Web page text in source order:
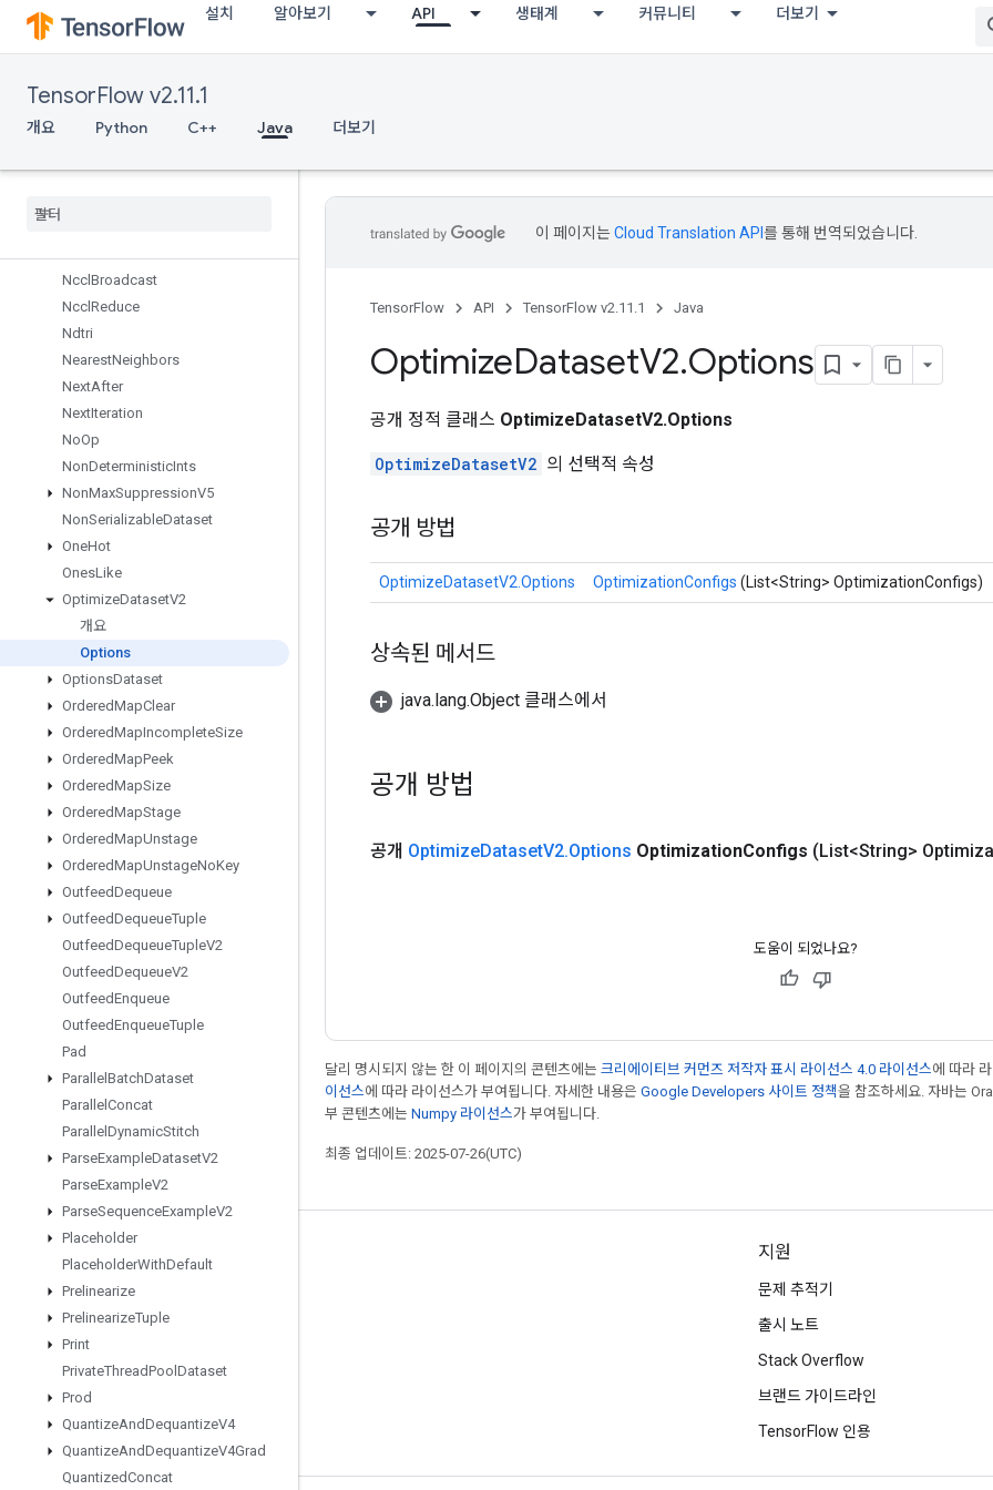
설치 알아보기 API 생태계 커뮤니티 더보기
TensorFlow v2.11.1
개요 Python C++ Java 더보기
MirrorPad
MirrorPadGrad
MulNoNan
MutableDenseHashTable
MutableHashTableOfTensors
Nccl Broadcast
Nccl Reduce
Ndtri
NearestNeighbors
NextAfter
NextIteration
NoOp
NonDeterministicInts
NonMaxSuppressionV5
NonSerializableDataset
OneHot
OnesLike
OptimizeDatasetV2
개요
Options
OptionsDataset
OrderedMapClear
OrderedMapIncompleteSize
OrderedMapPeek
OrderedMapSize
OrderedMapStage
OrderedMapUnstage
OrderedMapUnstageNoKey
OutfeedDequeue
OutfeedDequeueTuple
OutfeedDequeueTupleV2
OutfeedDequeueV2
OutfeedEnqueue
OutfeedEnqueueTuple
Pad
Parallel BatchDataset
Parallel Concat
Parallel DynamicStitch
ParseExampleDatasetV2
ParseExampleV2
ParseSequenceExampleV2
Placeholder
PlaceholderWithDefault
Prelinearize
PrelinearizeTuple
Print
PrivateThreadPool Dataset
Prod
QuantizeAndDequantizeV4
QuantizeAndDequantizeV4Grad
QuantizedConcat
이 페이지는Cloud Translation API 를 통해 번역되었습니다.
TensorFlow API TensorFlow v2.11.1 Java
OptimizeDatasetV2.Options
공개 정적 클래스 OptimizeDatasetV2.Options
OptimizeDatasetV2 의 선택적 속성
공개 방법
OptimizeDatasetV2.Options OptimizationConfigs (List<String> OptimizationConfigs)
상속된 메서드
java.lang.Object 클래스에서
공개 방법
공개 OptimizeDatasetV2.Options OptimizationConfigs (List<String>
도움이 되었나요?
달리 명시되지 않는 한 이 페이지의 콘텐츠에는 크리에이티브 커먼즈 저작자 표시 라이선스 4.0 라이선스에 따라
이선스에 따라 라이선스가 부여됩니다. 자세한 내용은 Google Developers 사이트 정책을 참조하세요. 자바는
부 콘텐츠에는 Numpy 라이선스가 부여됩니다.
최종 업데이트: 2025-07-26(UTC)
최신 소식 확인하기
블로그
포럼
Twitter
YouTube
지원
문제 추적기
출시 노트
Stack Overflow
브랜드 가이드라인
TensorFlow 인용